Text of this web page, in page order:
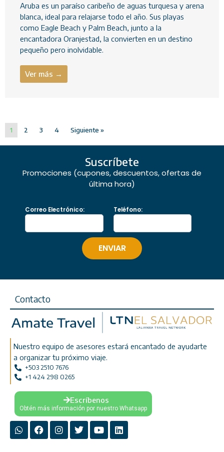
Aruba es un paraíso caribeño de aguas turquesa y arena
blanca, ideal para relajarse todo el año. Sus playas
como Eagle Beach y Palm Beach, junto a la
encantadora Oranjestad, la convierten en un destino
pequeño pero inolvidable.
Ver más →
1 2 3 4 Siguiente »
Suscríbete
Promociones (cupones, descuentos, ofertas de
última hora)
Correo Electrónico: Teléfono:
Contacto
Nuestro equipo de asesores estará encantado de ayudarte
a organizar tu próximo viaje.
+503 2510 7676
+1 424 298 0265
Escríbenos
Obtén más información por nuestro Whatsapp